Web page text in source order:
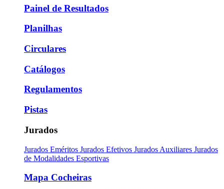
Painel de Resultados
Planilhas
Circulares
Catálogos
Regulamentos
Pistas
Jurados
Jurados Eméritos Jurados Efetivos Jurados Auxiliares Jurados
de Modalidades Esportivas
Mapa Cocheiras